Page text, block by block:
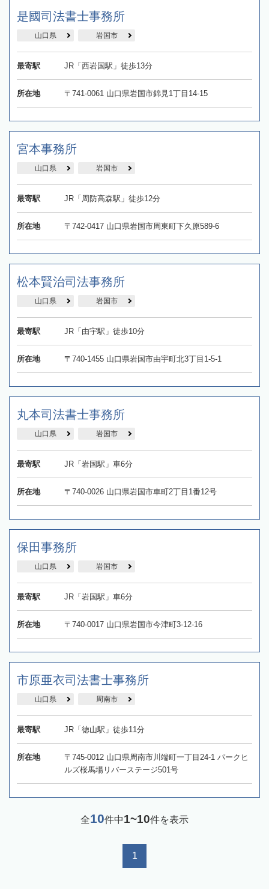
是國司法書士事務所
山口県 岩国市
最寄駅 JR「西岩国駅」徒歩13分
所在地 〒741-0061 山口県岩国市錦見1丁目14-15
宮本事務所
山口県 岩国市
最寄駅 JR「周防高森駅」徒歩12分
所在地 〒742-0417 山口県岩国市周東町下久原589-6
松本賢治司法事務所
山口県 岩国市
最寄駅 JR「由宇駅」徒歩10分
所在地 〒740-1455 山口県岩国市由宇町北3丁目1-5-1
丸本司法書士事務所
山口県 岩国市
最寄駅 JR「岩国駅」車6分
所在地 〒740-0026 山口県岩国市車町2丁目1番12号
保田事務所
山口県 岩国市
最寄駅 JR「岩国駅」車6分
所在地 〒740-0017 山口県岩国市今津町3-12-16
市原亜衣司法書士事務所
山口県 周南市
最寄駅 JR「徳山駅」徒歩11分
所在地
〒745-0012 山口県周南市川端町一丁目24-1 パークヒ
ルズ桜馬場リバーステージ501号
全10件中1~10件を表示
1